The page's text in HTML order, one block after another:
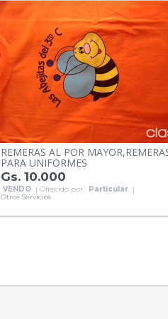
REMERAS AL POR
PARA UNIFORMES
Gs. 10.000
VENDO | Ofrecido por: Particular |
Otros Servicios